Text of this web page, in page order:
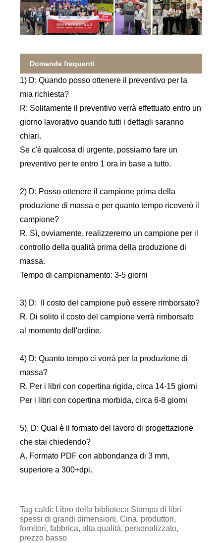
Domande frequenti
1) D: Quando posso ottenere il preventivo per la
mia richiesta?
R: Solitamente il preventivo verrà effettuato entro un
giorno lavorativo quando tutti i dettagli saranno
chiari.
Se c'è qualcosa di urgente, possiamo fare un
preventivo per te entro 1 ora in base a tutto.
2) D: Posso ottenere il campione prima della
produzione di massa e per quanto tempo riceverò il
campione?
R. Sì, ovviamente, realizzeremo un campione per il
controllo della qualità prima della produzione di
massa.
Tempo di campionamento: 3-5 giorni
3) D: Il costo del campione può essere rimborsato?
R. Di solito il costo del campione verrà rimborsato
al momento dell'ordine.
4) D: Quanto tempo ci vorrà per la produzione di
massa?
R. Per i libri con copertina rigida, circa 14-15 giorni
Per i libri con copertina morbida, circa 6-8 giorni
5). D: Qual è il formato del lavoro di progettazione
che stai chiedendo?
A. Formato PDF con abbondanza di 3 mm,
superiore a 300+dpi.
Tag caldi: Libro della biblioteca Stampa di libri
spessi di grandi dimensioni, Cina, produttori,
fornitori, fabbrica, alta qualità, personalizzato,
prezzo basso